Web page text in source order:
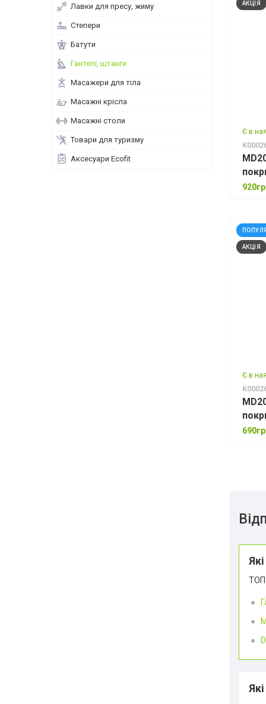
Лавки для пресу, жиму
Степери
Батути
Гантелі, штанги
Масажери для тіла
Масажні крісла
Масажні столи
Товари для туризму
Аксесуари Ecofit
АКЦІЯ
Є в
АКЦІЯ
Є в
ТОП